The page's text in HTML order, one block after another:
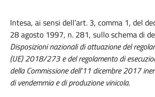
Intesa, ai sensi dell’art. 3, comma 1, del
28 agosto 1997, n. 281, sullo schema di
Disposizioni nazionali di attuazione del
(UE) 2018/273 e del regolamento di
della Commissione dell’11 dicembre 2017
di vendemmia e di produzione vinicola.